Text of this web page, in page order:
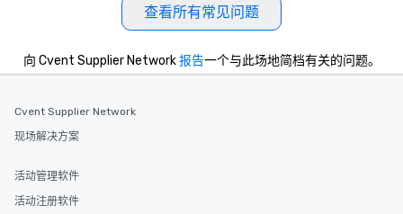
查看所有常见问题
向 Cvent Supplier Network报告一个与此场地简档有关的问题。
Cvent Supplier Network
现场解决方案
活动管理软件
活动注册软件